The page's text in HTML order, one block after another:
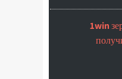
1win